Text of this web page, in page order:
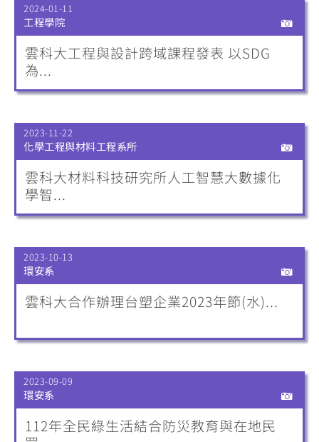
2024-01-11
工程學院
雲科大工程與設計跨域課程發表 以SDG
為...
2023-11-22
化學工程與材料工程系所
雲科大材料科技研究所人工智慧大數據化
學智...
2023-10-13
環安系
雲科大合作辦理台塑企業2023年節(水)...
2023-09-09
環安系
112年全民綠生活結合防災教育與在地民